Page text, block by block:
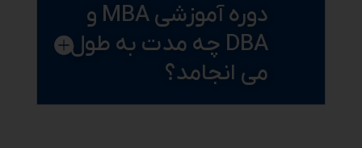
دوره آموزشی MBA و
DBA چه مدت به طول
می انجامد؟